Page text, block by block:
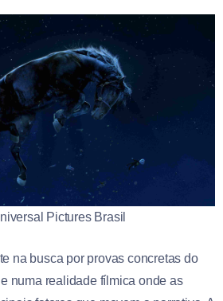
Pictures Brasil
na busca por provas concretas do
numa realidade fílmica onde as